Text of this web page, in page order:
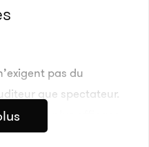
pas du
que spectateur.
à être plus efficace
conscience. Avec le